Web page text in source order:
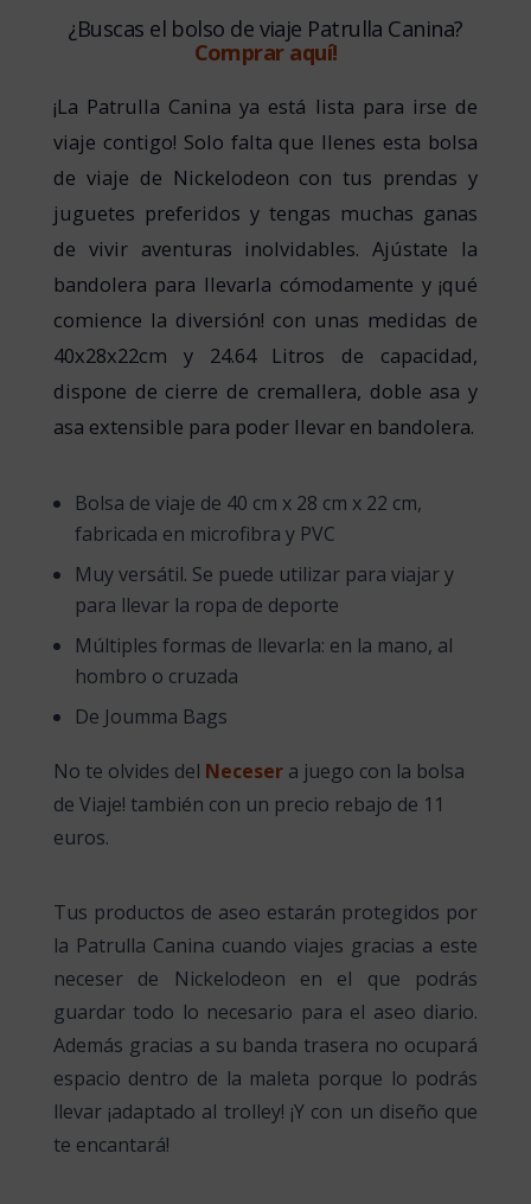
¿Buscas el bolso de viaje Patrulla Canina?
Comprar aquí!
¡La Patrulla Canina ya está lista para irse de
viaje contigo! Solo falta que llenes esta bolsa
de viaje de Nickelodeon con tus prendas y
juguetes preferidos y tengas muchas ganas
de vivir aventuras inolvidables. Ajústate la
bandolera para llevarla cómodamente y ¡qué
comience la diversión! con unas medidas de
40x28x22cm y 24.64 Litros de capacidad,
dispone de cierre de cremallera, doble asa y
asa extensible para poder llevar en bandolera.
Bolsa de viaje de 40 cm x 28 cm x 22 cm,
fabricada en microfibra y PVC
Muy versátil. Se puede utilizar para viajar y
para llevar la ropa de deporte
Múltiples formas de llevarla: en la mano, al
hombro o cruzada
De Joumma Bags
No te olvides del Necesera juego con la bolsa
de Viaje! también con un precio rebajo de 11
euros.
Tus productos de aseo estarán protegidos por
la Patrulla Canina cuando viajes gracias a este
neceser de Nickelodeon en el que podrás
guardar todo lo necesario para el aseo diario.
Además gracias a su banda trasera no ocupará
espacio dentro de la maleta porque lo podrás
llevar ¡adaptado al trolley! ¡Y con un diseño que
te encantará!